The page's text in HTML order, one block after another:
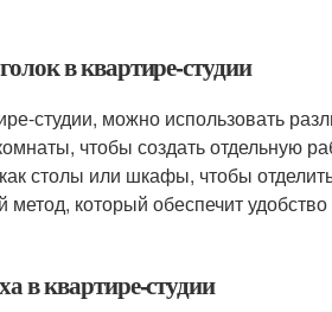
в квартире-студии
студии, можно использовать
чтобы создать отдельную
столы или шкафы, чтобы
который обеспечит
в квартире-студии